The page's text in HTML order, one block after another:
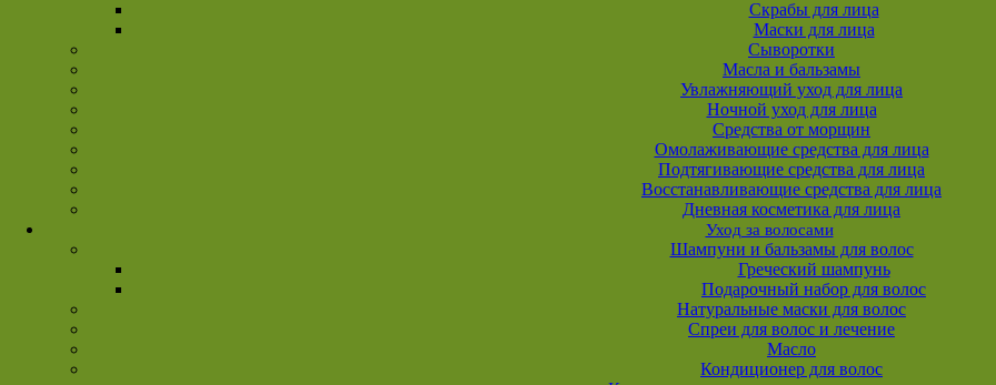
Скрабы для лица
Маски для лица
Сыворотки
Масла и бальзамы
Увлажняющий уход для лица
Ночной уход для лица
Средства от морщин
Омолаживающие средства для лица
Подтягивающие средства для лица
Восстанавливающие средства для лица
Дневная косметика для лица
Уход за волосами
Шампуни и бальзамы для волос
Греческий шампунь
Подарочный набор для волос
Натуральные маски для волос
Спреи для волос и лечение
Масло
Кондиционер для волос